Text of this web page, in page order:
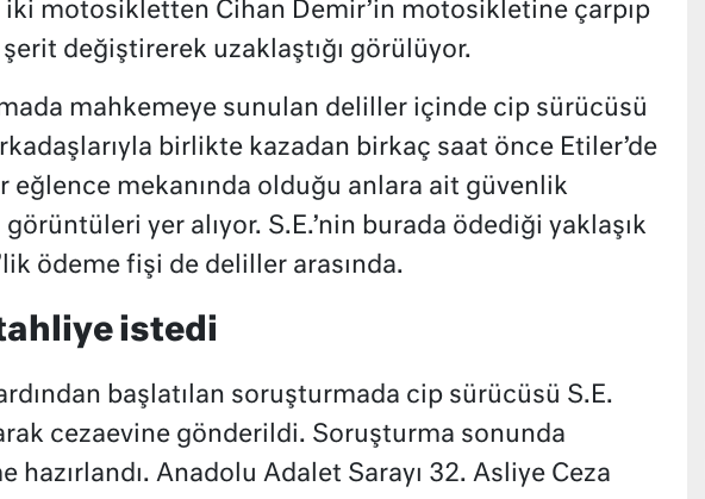
iki motosikletten Cihan Demir’in motosikletine çarpıp
şerit değiştirerek uzaklaştığı görülüyor.
mahkemeye sunulan deliller içinde cip sürücüsü
birlikte kazadan birkaç saat önce Etiler’de
eğlence mekanında olduğu anlara ait güvenlik
görüntüleri yer alıyor. S.E.’nin burada ödediği yaklaşık
ödeme fişi de deliller arasında.
istedi
başlatılan soruşturmada cip sürücüsü S.E.
cezaevine gönderildi. Soruşturma sonunda
hazırlandı. Anadolu Adalet Sarayı 32. Asliye Ceza